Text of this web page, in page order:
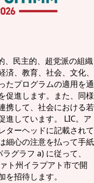
、民主的、超党派の組織
、教育、社会、文化、
たプログラムの適用を通
促進します。また、同様
携して、社会における若
進しています。 LIC。ア
ターヘッドに記載されて
細心の注意を払って手紙
グラフ a) に従って、
ト州イラプアト市で開
招待します。